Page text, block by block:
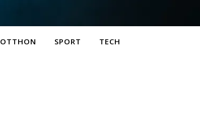
OTTHON SPORT TECH